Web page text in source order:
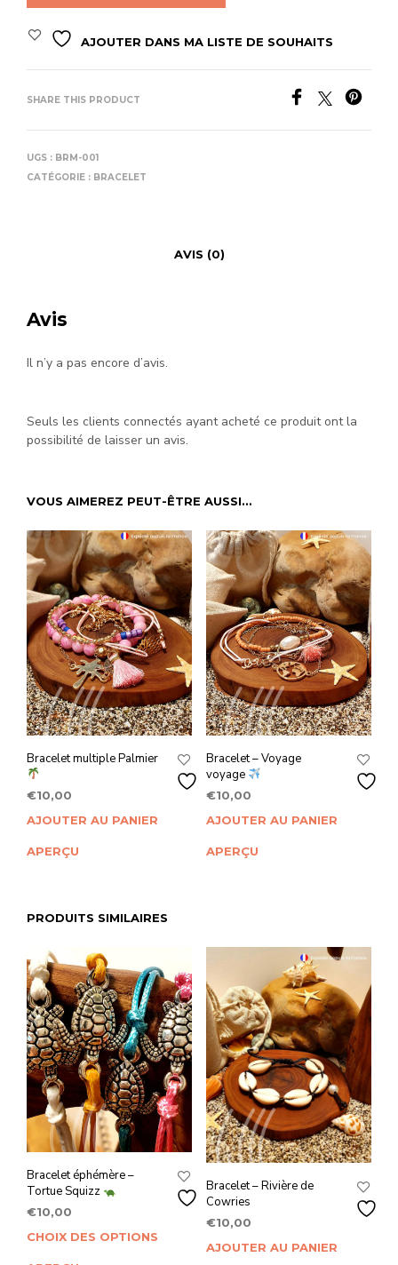
AJOUTER DANS MA LISTE DE SOUHAITS
SHARE THIS PRODUCT
UGS : BRM-001
CATÉGORIE : BRACELET
AVIS (0)
Avis
Il n’y a pas encore d’avis.
Seuls les clients connectés ayant acheté ce produit ont la
possibilité de laisser un avis.
VOUS AIMEREZ PEUT-ÊTRE AUSSI…
Bracelet multiple Palmier
€10,00
AJOUTER AU PANIER
APERÇU
Bracelet – Voyage
voyage
€10,00
AJOUTER AU PANIER
APERÇU
PRODUITS SIMILAIRES
Bracelet éphémère –
Tortue Squizz
€10,00
CHOIX DES OPTIONS
produit
Bracelet – Rivière de
Cowries
€10,00
AJOUTER AU PANIER